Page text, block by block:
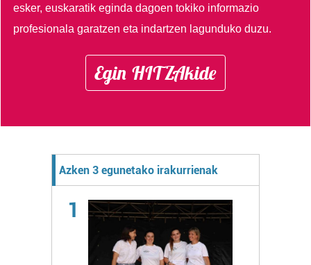
esker, euskaratik eginda dagoen tokiko informazio
profesionala garatzen eta indartzen lagunduko duzu.
Egin HITZAkide
Azken 3 egunetako irakurrienak
1